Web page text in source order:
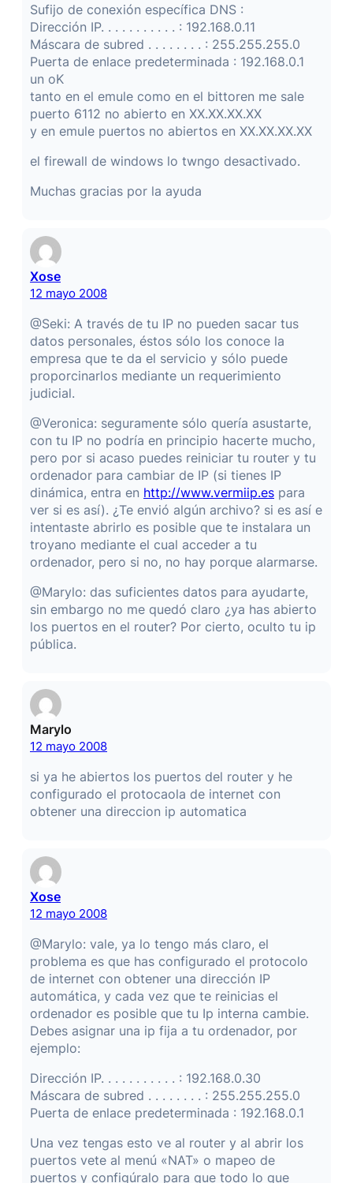
Sufijo de conexión específica DNS :
Dirección IP. . . . . . . . . . . : 192.168.0.11
Máscara de subred . . . . . . . . : 255.255.255.0
Puerta de enlace predeterminada : 192.168.0.1
un oK
tanto en el emule como en el bittoren me sale
puerto 6112 no abierto en XX.XX.XX.XX
y en emule puertos no abiertos en XX.XX.XX.XX
el firewall de windows lo twngo desactivado.
Muchas gracias por la ayuda
Xose
12 mayo 2008
@Seki: A través de tu IP no pueden sacar tus
datos personales, éstos sólo los conoce la
empresa que te da el servicio y sólo puede
proporcinarlos mediante un requerimiento
judicial.
@Veronica: seguramente sólo quería asustarte,
con tu IP no podría en principio hacerte mucho,
pero por si acaso puedes reiniciar tu router y tu
ordenador para cambiar de IP (si tienes IP
dinámica, entra en http://www.vermiip.es para
ver si es así). ¿Te envió algún archivo? si es así e
intentaste abrirlo es posible que te instalara un
troyano mediante el cual acceder a tu
ordenador, pero si no, no hay porque alarmarse.
@Marylo: das suficientes datos para ayudarte,
sin embargo no me quedó claro ¿ya has abierto
los puertos en el router? Por cierto, oculto tu ip
pública.
Marylo
12 mayo 2008
si ya he abiertos los puertos del router y he
configurado el protocaola de internet con
obtener una direccion ip automatica
Xose
12 mayo 2008
@Marylo: vale, ya lo tengo más claro, el
problema es que has configurado el protocolo
de internet con obtener una dirección IP
automática, y cada vez que te reinicias el
ordenador es posible que tu Ip interna cambie.
Debes asignar una ip fija a tu ordenador, por
ejemplo:
Dirección IP. . . . . . . . . . . : 192.168.0.30
Máscara de subred . . . . . . . . : 255.255.255.0
Puerta de enlace predeterminada : 192.168.0.1
Una vez tengas esto ve al router y al abrir los
puertos vete al menú «NAT» o mapeo de
puertos y configúralo para que todo lo que